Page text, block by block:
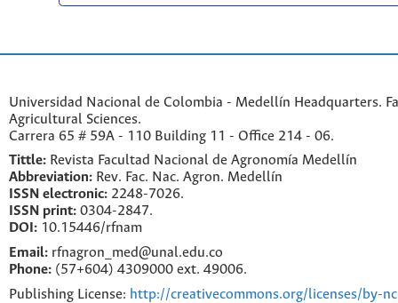
Universidad Nacional de Colombia - Medellín Headquarters.
Agricultural Sciences.
Carrera 65 # 59A - 110 Building 11 - Office 214 - 06.
Tittle: Revista Facultad Nacional de Agronomía Medellín
Abbreviation: Rev. Fac. Nac. Agron. Medellín
ISSN electronic: 2248-7026.
ISSN print: 0304-2847.
DOI: 10.15446/rfnam
Email: rfnagron_med@unal.edu.co
Phone: (57+604) 4309000 ext. 49006.
Publishing License: http://creativecommons.org/licenses/by-